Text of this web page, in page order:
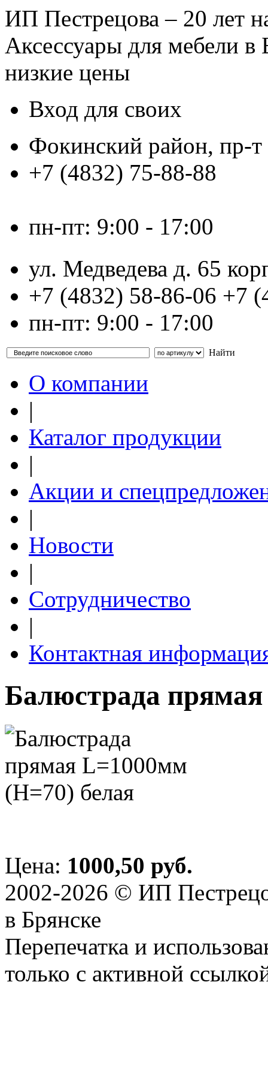
ИП Пестрецова – 20 лет
Аксессуары для мебели
низкие цены
Вход для своих
Фокинский район, пр-
+7 (4832) 75-88-88
пн-пт: 9:00 - 17:00
ул. Медведева д. 65
+7 (4832) 58-86-06 +7
пн-пт: 9:00 - 17:00
Найти
О компании
|
Каталог продукции
|
Акции и
|
Новости
|
Сотрудничество
|
Контактная
Балюстрада
Цена: 1000,50 руб.
2002-2026 © ИП
в Брянске
Перепечатка и
только с активной